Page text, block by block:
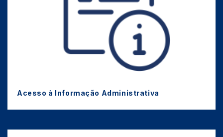
Acesso à Informação Administrativa